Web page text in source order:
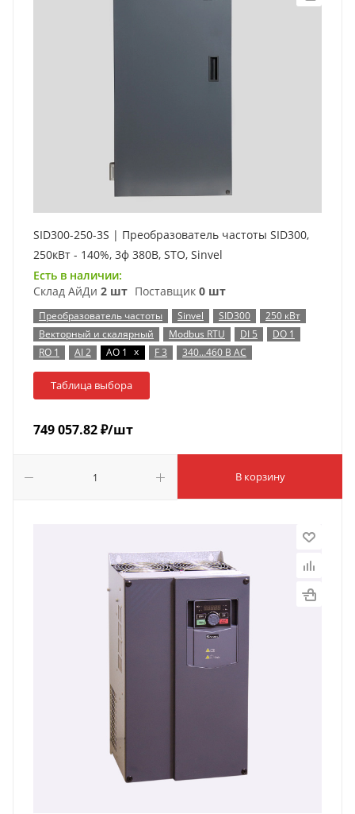
SID300-250-3S | Преобразователь частоты SID300,
250кВт - 140%, 3ф 380В, STO, Sinvel
Есть в наличии:
Склад АйДи 2 шт Поставщик 0 шт
Преобразователь частоты Sinvel SID300
250 кВт
Векторный и скалярный
Modbus RTU DI 5
DO 1
RO 1
AI 2 AO 1 x F 3 340…460 В AC
Таблица выбора
749 057.82₽/шт
В корзину